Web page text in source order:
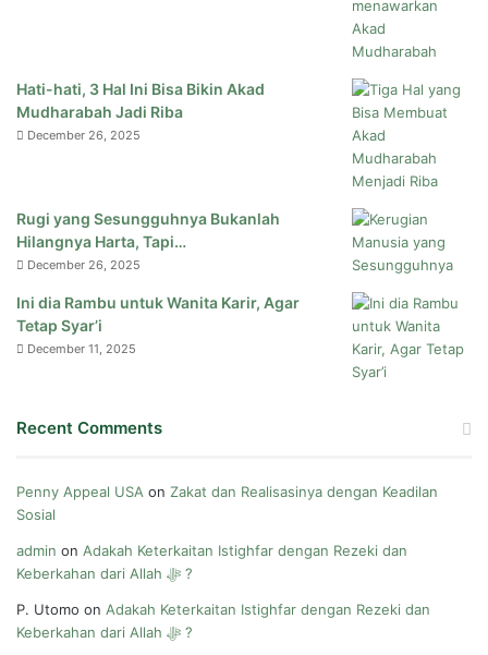
Hati-hati, 3 Hal Ini Bisa Bikin Akad
Mudharabah Jadi Riba
December 26, 2025
Rugi yang Sesungguhnya Bukanlah
Hilangnya Harta, Tapi…
December 26, 2025
Ini dia Rambu untuk Wanita Karir, Agar
Tetap Syar’i
December 11, 2025
Recent Comments
Penny Appeal USA on Zakat dan Realisasinya dengan Keadilan
Sosial
admin on Adakah Keterkaitan Istighfar dengan Rezeki dan
Keberkahan dari Allah ﷻ ?
P. Utomo on Adakah Keterkaitan Istighfar dengan Rezeki dan
Keberkahan dari Allah ﷻ ?